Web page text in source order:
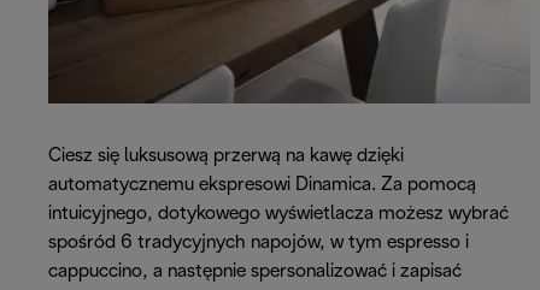
Ciesz się luksusową przerwą na kawę dzięki
automatycznemu ekspresowi Dinamica. Za pomocą
intuicyjnego, dotykowego wyświetlacza możesz wybrać
spośród 6 tradycyjnych napojów, w tym espresso i
cappuccino, a następnie spersonalizować i zapisać